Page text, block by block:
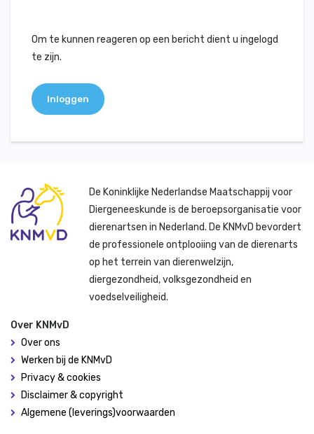
Om te kunnen reageren op een bericht dient u ingelogd
te zijn.
Inloggen
De Koninklijke Nederlandse Maatschappij voor
Diergeneeskunde is de beroepsorganisatie voor
dierenartsen in Nederland. De KNMvD bevordert
de professionele ontplooiing van de dierenarts
op het terrein van dierenwelzijn,
diergezondheid, volksgezondheid en
voedselveiligheid.
Over KNMvD
Over ons
Werken bij de KNMvD
Privacy & cookies
Disclaimer & copyright
Algemene (leverings)voorwaarden